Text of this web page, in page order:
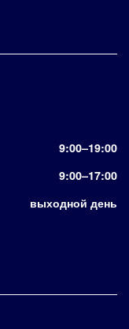
9:00–19:00
9:00–17:00
выходной день